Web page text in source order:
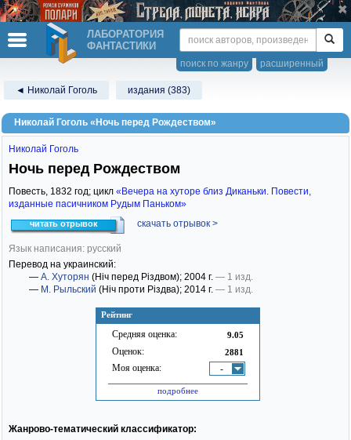
ЛАБОРАТОРИЯ
ФАНТАСТИКИ
расширенный
поиск по жанру
◄ Николай Гоголь издания (383)
Николай Гоголь «Ночь перед Рождеством»
Рейтинг
Средняя оценка: 9.05
Оценок: 2881
Моя оценка: -
подробнее
Николай Гоголь
Ночь перед Рождеством
Повесть, 1832 год; цикл «Вечера на хуторе близ Диканьки. Повести,
изданные пасичником Рудым Паньком»
читать отрывок скачать отрывок >
Язык написания: русский
Перевод на украинский:
— А. Хуторян (Ніч перед Різдвом); 2004 г. — 1 изд.
— М. Рыльский (Ніч проти Різдва); 2014 г. — 1 изд.
Жанрово-тематический классификатор: